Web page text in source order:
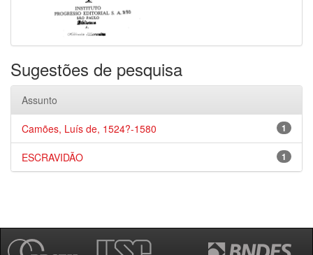
Sugestões de pesquisa
Assunto
1
Camões, Luís de, 1524?-1580
1
ESCRAVIDÃO